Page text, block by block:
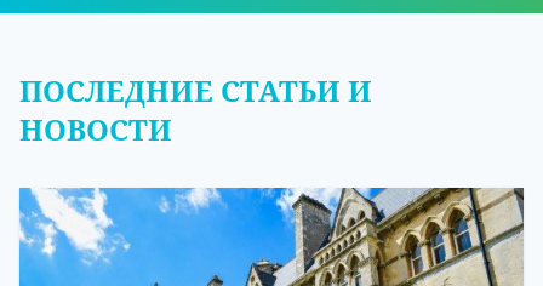
ПОСЛЕДНИЕ СТАТЬИ И
НОВОСТИ